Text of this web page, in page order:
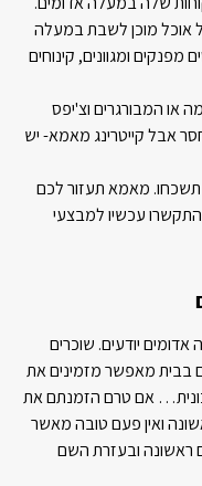
אוכל מוכן לשבת במעלה
ומגוונים, קינוחים
או המבורגרים וצ'יפס
אבל קייטרינג מאמא- יש
תשכחו. מאמא תעזור לכם
עכשיו למבצעי
יודעים. שוכרים
בבית מאפשר מזמינים את
אם טרם הזמנתם את
ואין פעם טובה מאשר
ובעזרת השם